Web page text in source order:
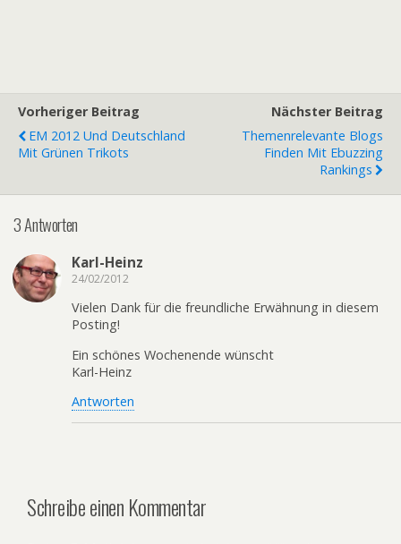
Vorheriger Beitrag
EM 2012 Und Deutschland
Mit Grünen Trikots
Nächster Beitrag
Themenrelevante Blogs
Finden Mit Ebuzzing
Rankings
3 Antworten
Karl-Heinz
24/02/2012
Vielen Dank für die freundliche Erwähnung in diesem
Posting!
Ein schönes Wochenende wünscht
Karl-Heinz
Antworten
Schreibe einen Kommentar